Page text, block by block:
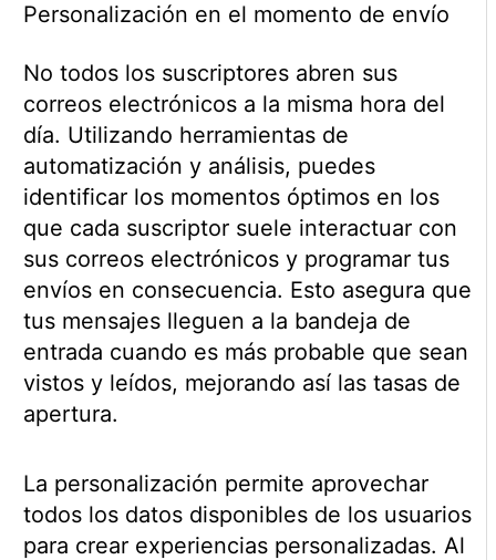
Personalización en el momento de envío
No todos los suscriptores abren sus
correos electrónicos a la misma hora del
día. Utilizando herramientas de
automatización y análisis, puedes
identificar los momentos óptimos en los
que cada suscriptor suele interactuar con
sus correos electrónicos y programar tus
envíos en consecuencia. Esto asegura que
tus mensajes lleguen a la bandeja de
entrada cuando es más probable que sean
vistos y leídos, mejorando así las tasas de
apertura.
La personalización permite aprovechar
todos los datos disponibles de los usuarios
para crear experiencias personalizadas. Al